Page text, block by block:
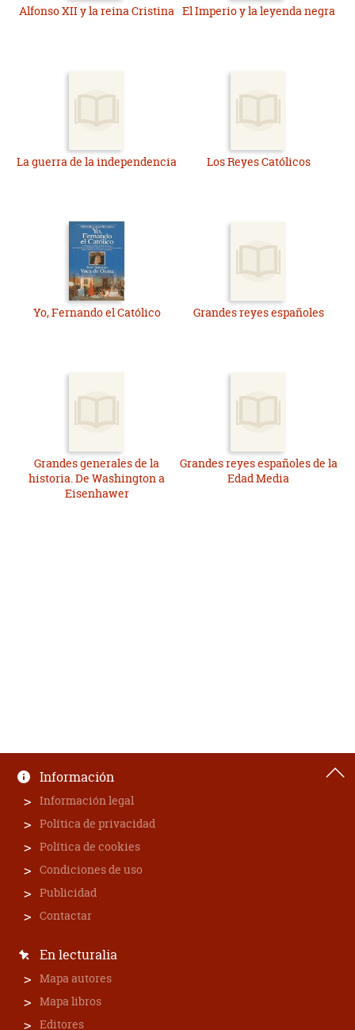
Alfonso XII y la reina Cristina El Imperio y la leyenda negra
La guerra de la independencia Los Reyes Católicos
Yo, Fernando el Católico Grandes reyes españoles
Grandes generales de la
historia. De Washington a
Eisenhawer
Grandes reyes españoles de la
Edad Media
Información
Información legal
Política de privacidad
Política de cookies
Condiciones de uso
Publicidad
Contactar
En lecturalia
Mapa autores
Mapa libros
Editores